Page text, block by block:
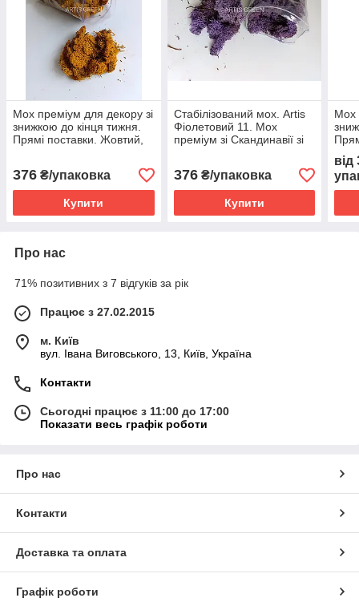
Мох преміум для декору зі
знижкою до кінця тижня.
Прямі поставки. Жовтий,
376 ₴/упаковка
Купити
Стабілізований мох. Artis
Фіолетовий 11. Мох
преміум зі Скандинавії зі
376₴/упаковка
Купити
Мох
від
Про нас
71% позитивних з 7 відгуків за рік
Працює з 27.02.2015
м. Київ
вул. Івана Виговського, 13, Київ, Україна
Контакти
Сьогодні працює з 11:00 до 17:00
Показати весь графік роботи
Про нас
Контакти
Доставка та оплата
Графік роботи